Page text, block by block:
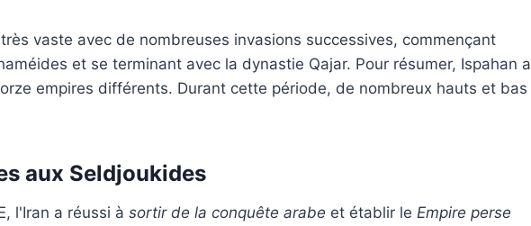
vaste avec de nombreuses invasions successives, commençant
et se terminant avec la dynastie Qajar. Pour résumer, Ispahan a
empires différents. Durant cette période, de nombreux hauts et bas
aux Seldjoukides
l'Iran a réussi à sortir de la conquête arabe et établir le Empire perse